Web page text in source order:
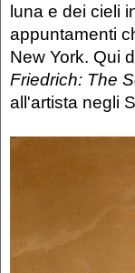
luna e dei cieli
appuntamenti
New York. Qui
Friedrich: The
all'artista negli